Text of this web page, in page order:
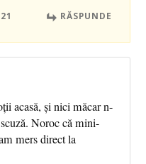
RĂSPUNDE
acasă, și nici măcar n-
Noroc că mini-
mers direct la